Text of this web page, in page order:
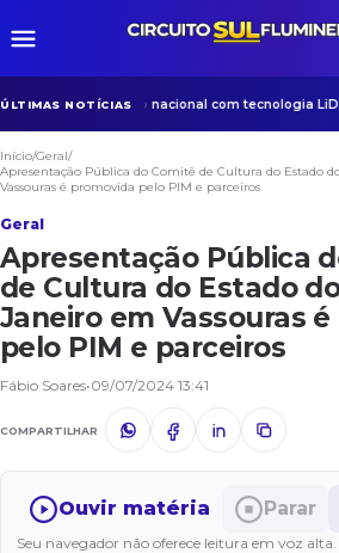
ÚLTIMAS NOTÍCIAS
mapeamento nacional com tecnologia
Início/Geral/
Apresentação Pública do Comitê de Cultura do Estado
Vassouras é promovida pelo PIM e parceiros
Geral
Apresentação Pública
de Cultura do Estado
Janeiro em Vassouras
pelo PIM e parceiros
Fábio Soares•09/07/2024 13:41
COMPARTILHAR
Ouvir matéria Parar
Seu navegador não oferece leitura em voz alta.